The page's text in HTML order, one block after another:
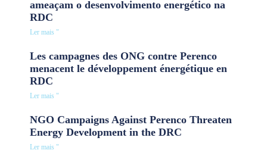
ameaçam o desenvolvimento energético na
RDC
Ler mais "
Les campagnes des ONG contre Perenco
menacent le développement énergétique en
RDC
Ler mais "
NGO Campaigns Against Perenco Threaten
Energy Development in the DRC
Ler mais "